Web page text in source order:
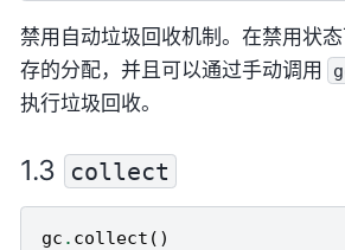
禁用自动垃圾回收机制。在禁用状
存的分配，并且可以通过手动调用
执行垃圾回收。
collect
gc . collect ()